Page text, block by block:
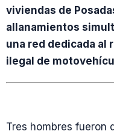
viviendas de
allanamientos
una red dedicada al
ilegal de
Tres hombres fueron